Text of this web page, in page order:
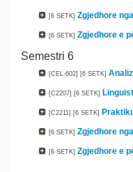
[6 SETK] Zgjedhore
[6 SETK] Zgjedhore e
Semestri 6
[CEL-602] [6 SETK]
[C2207] [6 SETK]
[C2211] [6 SETK]
[6 SETK] Zgjedhore
[6 SETK] Zgjedhore e